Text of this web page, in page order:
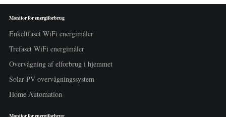
Monitor for energiforbrug
Enkeltfaset WiFi energimåler
Trefaset WiFi energimåler
Overvågning af elforbrug i hjemmet
Solar PV overvågningssystem
Home Automation